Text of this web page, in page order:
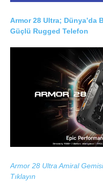
Armor 28 Ultra; Dünya’da
Güçlü Rugged Telefon
Armor 28 Ultra Amiral
Tıklayın